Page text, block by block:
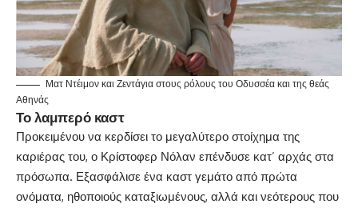
Ματ Ντέιμον και Ζεντάγια στους ρόλους του Οδυσσέα και της θεάς
Αθηνάς
Το λαμπερό καστ
Προκειμένου να κερδίσει το μεγαλύτερο στοίχημα της
καριέρας του, ο Κρίστοφερ Νόλαν επένδυσε κατ’ αρχάς στα
πρόσωπα. Εξασφάλισε ένα καστ γεμάτο από πρώτα
ονόματα, ηθοποιούς καταξιωμένους, αλλά και νεότερους που